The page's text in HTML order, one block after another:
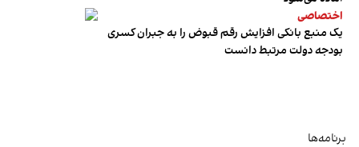
اختصاصی
یک منبع بانکی افزایش رقم قبوض را به جبران کسری
بودجه دولت مرتبط دانست
برنامه‌ها